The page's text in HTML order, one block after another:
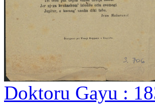
Doktoru Gayu :